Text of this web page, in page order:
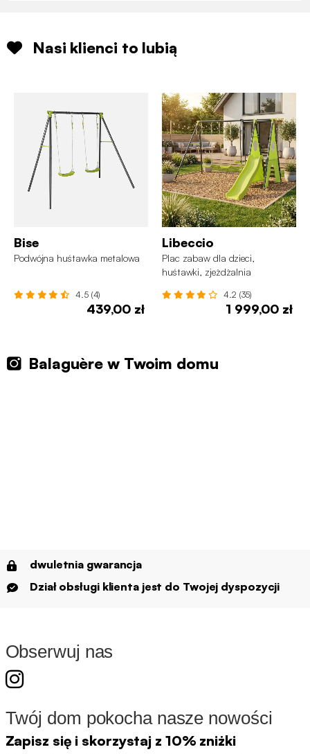
Nasi klienci to lubią
Bise
Podwójna huśtawka metalowa
4.5 (4)
439,00 zł
Libeccio
Plac zabaw dla dzieci,
huśtawki, zjeżdżalnia
4.2 (35)
1 999,00 zł
Balaguère w Twoim domu
dwuletnia gwarancja
Dział obsługi klienta jest do Twojej dyspozycji
Obserwuj nas
Twój dom pokocha nasze nowości
Zapisz się i skorzystaj z 10% zniżki